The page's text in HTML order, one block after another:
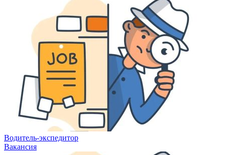
Водитель-экспедитор
Вакансия